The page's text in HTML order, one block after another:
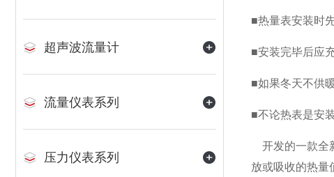
超声波流量计
流量仪表系列
压力仪表系列
■热量表安装时
■安装完毕后应
■如果冬天不供
■不论热表是安
开发的一款全
放或吸收的热量